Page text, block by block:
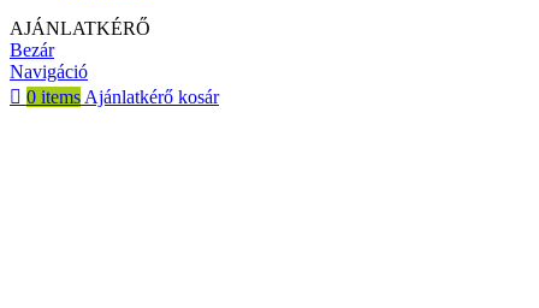
AJÁNLATKÉRŐ
Bezár
Navigáció
0 itemsAjánlatkérő kosár